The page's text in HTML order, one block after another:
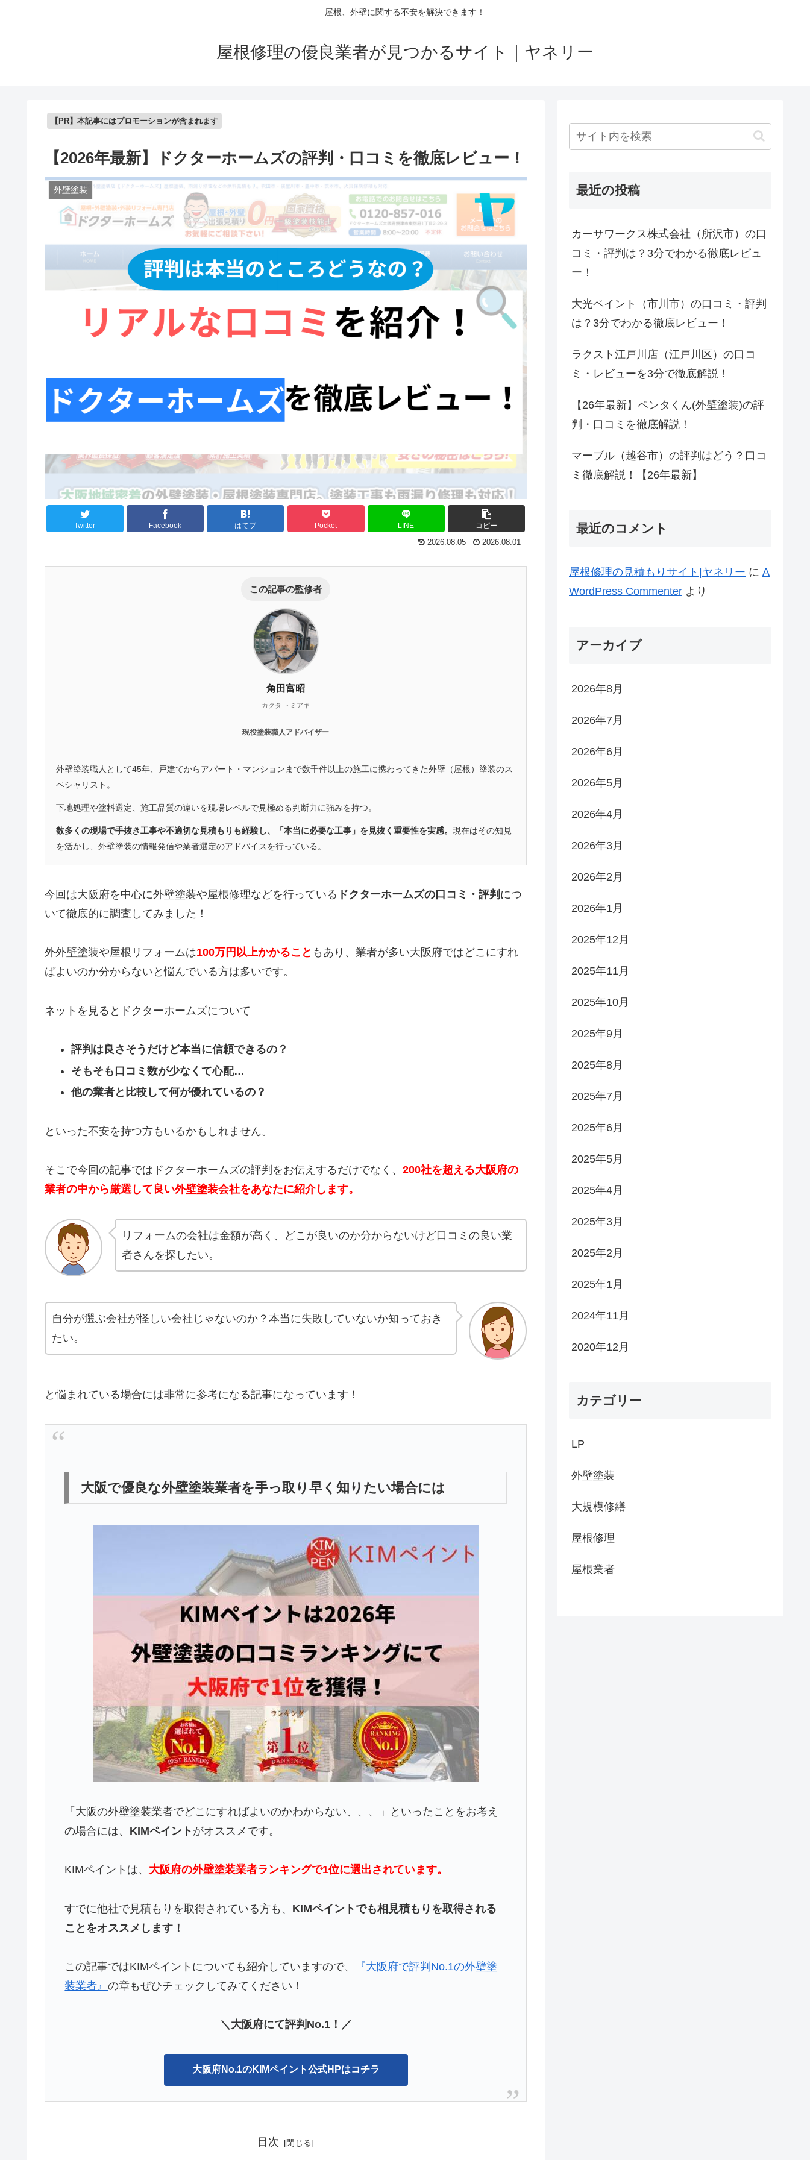
屋根、外壁に関する不安を解決できます！
屋根修理の優良業者が見つかるサイト｜ヤネリー
【PR】本記事にはプロモーションが含まれます
【2026年最新】ドクターホームズの評判・口コミを徹底レビュー！
外壁塗装
Twitter Facebook はてブ Pocket LINE コピー
2026.08.05 2026.08.01
この記事の監修者
角田富昭
カクタ トミアキ
現役塗装職人アドバイザー
外壁塗装職人として45年、戸建てからアパート・マンションまで数千件以上の施工に携わってきた外壁（屋根）塗装のス
ペシャリスト。
下地処理や塗料選定、施工品質の違いを現場レベルで見極める判断力に強みを持つ。
数多くの現場で手抜き工事や不適切な見積もりも経験し、「本当に必要な工事」を見抜く重要性を実感。 現在はその知見
を活かし、外壁塗装の情報発信や業者選定のアドバイスを行っている。
今回は大阪府を中心に外壁塗装や屋根修理などを行っている ドクターホームズの口コミ・評判 につ
いて徹底的に調査してみました！
外外壁塗装や屋根リフォームは100万円以上かかること もあり、業者が多い大阪府ではどこにすれ
ばよいのか分からないと悩んでいる方は多いです。
ネットを見るとドクターホームズについて
評判は良さそうだけど本当に信頼できるの？
そもそも口コミ数が少なくて心配…
他の業者と比較して何が優れているの？
といった不安を持つ方もいるかもしれません。
そこで今回の記事ではドクターホームズの評判をお伝えするだけでなく、 200社を超える大阪府の
業者の中から厳選して良い外壁塗装会社をあなたに紹介します。
リフォームの会社は金額が高く、どこが良いのか分からないけど口コミの良い業
者さんを探したい。
自分が選ぶ会社が怪しい会社じゃないのか？本当に失敗していないか知っておき
たい。
と悩まれている場合には非常に参考になる記事になっています！
大阪で優良な外壁塗装業者を手っ取り早く知りたい場合には
「大阪の外壁塗装業者でどこにすればよいのかわからない、、、」といったことをお考え
の場合には、 KIMペイント がオススメです。
KIMペイントは、 大阪府の外壁塗装業者ランキングで1位に選出されています。
すでに他社で見積もりを取得されている方も、 KIMペイントでも相見積もりを取得される
ことをオススメします！
この記事ではKIMペイントについても紹介していますので、
『大阪府で評判No.1の外壁塗
装業者』の章もぜひチェックしてみてください！
＼大阪府にて評判No.1！／
大阪府No.1のKIMペイント公式HPはコチラ
目次
最近の投稿
カーサワークス株式会社（所沢市）の口
コミ・評判は？3分でわかる徹底レビュ
ー！
大光ペイント（市川市）の口コミ・評判
は？3分でわかる徹底レビュー！
ラクスト江戸川店（江戸川区）の口コ
ミ・レビューを3分で徹底解説！
【26年最新】ペンタくん(外壁塗装)の評
判・口コミを徹底解説！
マーブル（越谷市）の評判はどう？口コ
ミ徹底解説！【26年最新】
最近のコメント
屋根修理の見積もりサイト|ヤネリー に A
WordPress Commenter より
アーカイブ
2026年8月
2026年7月
2026年6月
2026年5月
2026年4月
2026年3月
2026年2月
2026年1月
2025年12月
2025年11月
2025年10月
2025年9月
2025年8月
2025年7月
2025年6月
2025年5月
2025年4月
2025年3月
2025年2月
2025年1月
2024年11月
2020年12月
カテゴリー
LP
外壁塗装
大規模修繕
屋根修理
屋根業者